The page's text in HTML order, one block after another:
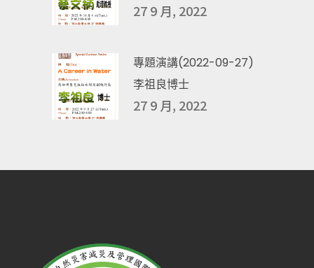
27 9 月, 2022
專題演講(2022-09-27)
李祖良博士
27 9 月, 2022